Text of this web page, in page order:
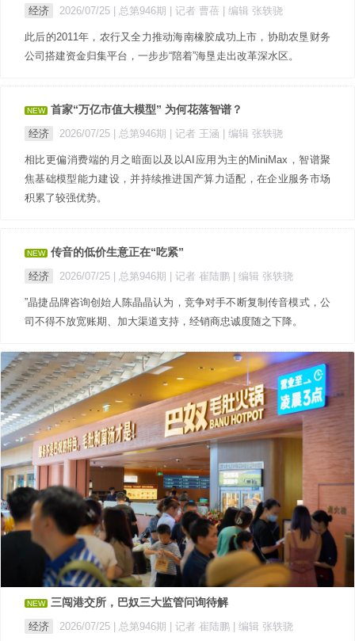
经济 2026/07/25 | 总第946期 | 记者 曹蓓 | 编辑 张轶骁
此后的2011年，农行又全力推动海南橡胶成功上市，协助农垦财务
公司搭建资金归集平台，一步步“陪着”海垦走出改革深水区。
NEW 首家“万亿市值大模型” 为何花落智谱？
经济 2026/07/25 | 总第946期 | 记者 王涵 | 编辑 张轶骁
相比更偏消费端的月之暗面以及以AI应用为主的MiniMax，智谱聚
焦基础模型能力建设，并持续推进国产算力适配，在企业服务市场
积累了较强优势。
NEW 传音的低价生意正在“吃紧”
经济 2026/07/25 | 总第946期 | 记者 崔陆鹏 | 编辑 张轶骁
”晶捷品牌咨询创始人陈晶晶认为，竞争对手不断复制传音模式，公
司不得不放宽账期、加大渠道支持，经销商忠诚度随之下降。
NEW 三闯港交所，巴奴三大监管问询待解
经济 2026/07/25 | 总第946期 | 记者 崔陆鹏 | 编辑 张轶骁